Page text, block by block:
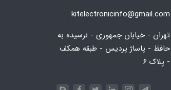
kitelectronicinfo@gmail.com
تهران - خیابان جمهوری - نرسیده به
حافظ - پاساژ پردیس - طبقه همکف
- پلاک ۶